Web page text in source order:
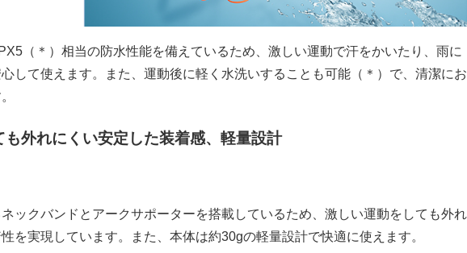
（＊）相当の防水性能を備えているため、激しい運動で汗をかいたり、雨に
して使えます。また、運動後に軽く水洗いすることも可能（＊）で、清潔にお
も外れにくい安定した装着感、軽量設計
ックバンドとアークサポーターを搭載しているため、激しい運動をしても外れ
を実現しています。また、本体は約30gの軽量設計で快適に使えます。